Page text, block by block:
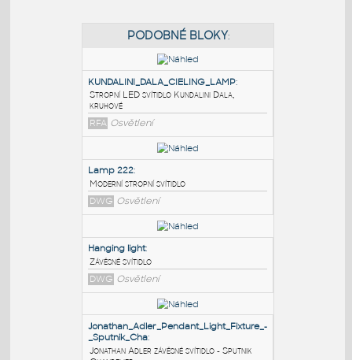
PODOBNÉ BLOKY:
KUNDALINI_DALA_CIELING_LAMP
Stropní LED svítidlo Kundalini Dala,
kruhové
RFA Osvětlení
Lamp 222
Moderní stropní svítidlo
DWG Osvětlení